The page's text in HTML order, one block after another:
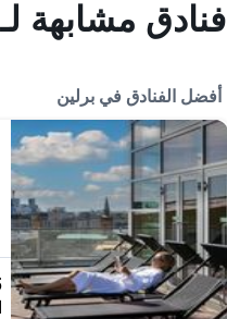
فنادق مشابهة لـ Vienna House Easy Berlin
أفضل الفنادق في برلين